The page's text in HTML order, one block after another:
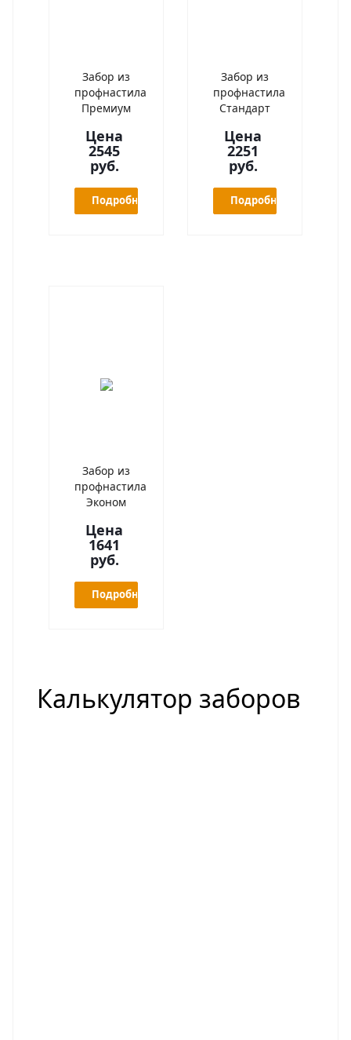
Забор из
профнастила
Премиум
Цена
2545
руб.
Подробнее
Забор из
профнастила
Стандарт
Цена
2251
руб.
Подробнее
Забор из
профнастила
Эконом
Цена
1641
руб.
Подробнее
Калькулятор заборов